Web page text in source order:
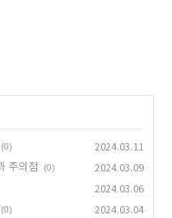
(0)
2024.03.11
주의점
(0)
2024.03.09
2024.03.06
(0)
2024.03.04